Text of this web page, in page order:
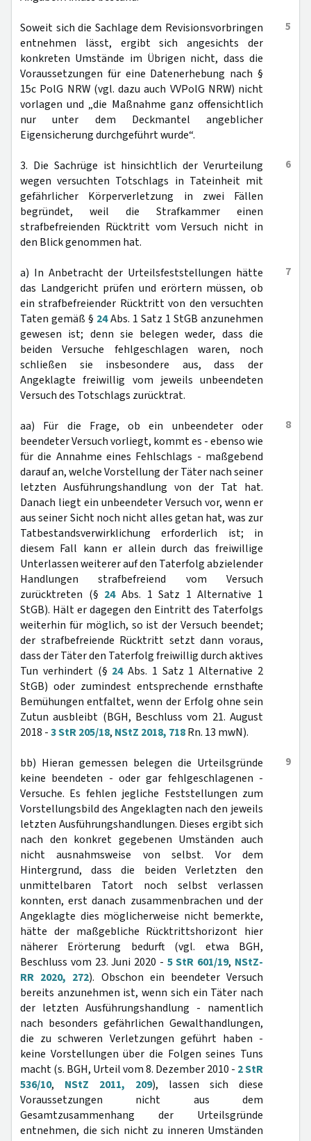
5
Soweit sich die Sachlage dem Revisionsvorbringen
entnehmen lässt, ergibt sich angesichts der
konkreten Umstände im Übrigen nicht, dass die
Voraussetzungen für eine Datenerhebung nach §
15c PolG NRW (vgl. dazu auch VVPolG NRW) nicht
vorlagen und „die Maßnahme ganz offensichtlich
nur unter dem Deckmantel angeblicher
Eigensicherung durchgeführt wurde“.
6
3. Die Sachrüge ist hinsichtlich der Verurteilung
wegen versuchten Totschlags in Tateinheit mit
gefährlicher Körperverletzung in zwei Fällen
begründet, weil die Strafkammer einen
strafbefreienden Rücktritt vom Versuch nicht in
den Blick genommen hat.
7
a) In Anbetracht der Urteilsfeststellungen hätte
das Landgericht prüfen und erörtern müssen, ob
ein strafbefreiender Rücktritt von den versuchten
Taten gemäß § 24Abs. 1 Satz 1 StGB anzunehmen
gewesen ist; denn sie belegen weder, dass die
beiden Versuche fehlgeschlagen waren, noch
schließen sie insbesondere aus, dass der
Angeklagte freiwillig vom jeweils unbeendeten
Versuch des Totschlags zurücktrat.
8
aa) Für die Frage, ob ein unbeendeter oder
beendeter Versuch vorliegt, kommt es - ebenso wie
für die Annahme eines Fehlschlags - maßgebend
darauf an, welche Vorstellung der Täter nach seiner
letzten Ausführungshandlung von der Tat hat.
Danach liegt ein unbeendeter Versuch vor, wenn er
aus seiner Sicht noch nicht alles getan hat, was zur
Tatbestandsverwirklichung erforderlich ist; in
diesem Fall kann er allein durch das freiwillige
Unterlassen weiterer auf den Taterfolg abzielender
Handlungen strafbefreiend vom Versuch
zurücktreten (§ 24Abs. 1 Satz 1 Alternative 1
StGB). Hält er dagegen den Eintritt des Taterfolgs
weiterhin für möglich, so ist der Versuch beendet;
der strafbefreiende Rücktritt setzt dann voraus,
dass der Täter den Taterfolg freiwillig durch aktives
Tun verhindert (§ 24Abs. 1 Satz 1 Alternative 2
StGB) oder zumindest entsprechende ernsthafte
Bemühungen entfaltet, wenn der Erfolg ohne sein
Zutun ausbleibt (BGH, Beschluss vom 21. August
2018 -3 StR 205/18, NStZ 2018, 718Rn. 13 mwN).
9
bb) Hieran gemessen belegen die Urteilsgründe
keine beendeten - oder gar fehlgeschlagenen -
Versuche. Es fehlen jegliche Feststellungen zum
Vorstellungsbild des Angeklagten nach den jeweils
letzten Ausführungshandlungen. Dieses ergibt sich
nach den konkret gegebenen Umständen auch
nicht ausnahmsweise von selbst. Vor dem
Hintergrund, dass die beiden Verletzten den
unmittelbaren Tatort noch selbst verlassen
konnten, erst danach zusammenbrachen und der
Angeklagte dies möglicherweise nicht bemerkte,
hätte der maßgebliche Rücktrittshorizont hier
näherer Erörterung bedurft (vgl. etwa BGH,
Beschluss vom 23. Juni 2020 - 5 StR 601/19, NStZ-
RR 2020, 272). Obschon ein beendeter Versuch
bereits anzunehmen ist, wenn sich ein Täter nach
der letzten Ausführungshandlung - namentlich
nach besonders gefährlichen Gewalthandlungen,
die zu schweren Verletzungen geführt haben -
keine Vorstellungen über die Folgen seines Tuns
macht (s. BGH, Urteil vom 8. Dezember 2010 - 2 StR
536/10, NStZ 2011, 209), lassen sich diese
Voraussetzungen nicht aus dem
Gesamtzusammenhang der Urteilsgründe
entnehmen, die sich nicht zu inneren Umständen